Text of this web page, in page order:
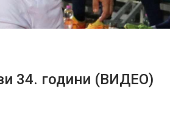
34. години (ВИДЕО)